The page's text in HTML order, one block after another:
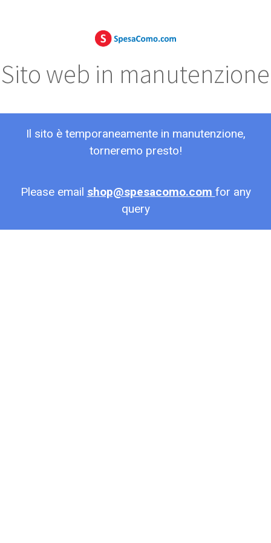
Sito web in manutenzione
Il sito è temporaneamente in manutenzione,
torneremo presto!
Please email shop@spesacomo.com for any
query